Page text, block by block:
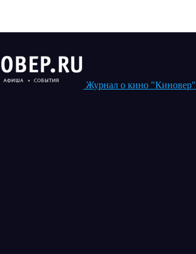
Журнал о кино "Киновер"